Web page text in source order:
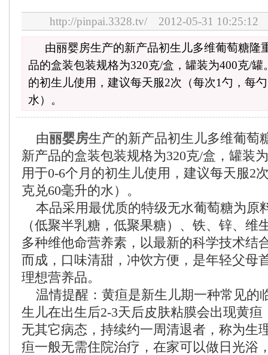
http://pinpai.3328.tv/ 2012-05-31
由丽婴房生产的新产品初生儿多维葡萄糖隆
品的盒装包装规格为320克/盒，罐装为400克/
的初生儿使用，建议每天服2次（每次1勺，每
水）。
由丽婴房生产的新产品初生儿多维葡萄
新产品的盒装包装规格为320克/盒，罐装
用于0-6个月的初生儿使用，建议每天服2
克兑60毫升的水）。
本品采用最优质的特级无水葡萄糖为原
（低聚半乳糖，低聚果糖）、铁、锌、维
多种维他命营养素，以最新的科学技术结
而成，口味清甜，冲饮方便，是年轻父母
理想营养品。
温情提醒：黄疸是新生儿期一种常见的
生儿在出生后2-3天后皮肤粘膜会出现黄
无其它病态，持续约一周清退者，称为生
疸一般无需住院治疗，在家可以做日光浴